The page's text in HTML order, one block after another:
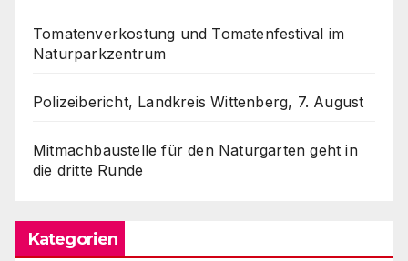
Tomatenverkostung und Tomatenfestival im
Naturparkzentrum
Polizeibericht, Landkreis Wittenberg, 7. August
Mitmachbaustelle für den Naturgarten geht in
die dritte Runde
Kategorien